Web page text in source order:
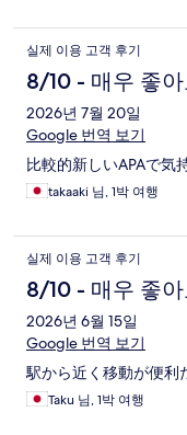
실제 이용 고객 후기
8/10 - 매우 좋
2026년 7월 20일
Google 번역 보기
比較的新しいAPAで気
takaaki 님, 1박 여행
실제 이용 고객 후기
8/10 - 매우 좋
2026년 6월 15일
Google 번역 보기
駅から近く移動が便利
Taku 님, 1박 여행